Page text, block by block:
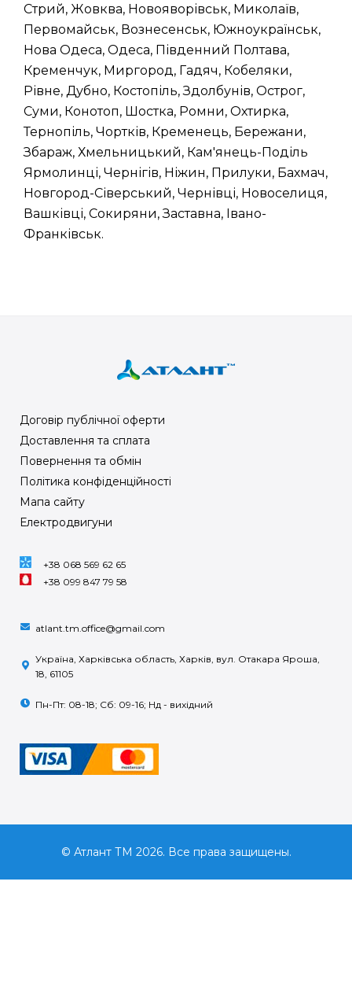
Стрий, Жовква, Новояворівськ, Миколаїв,
Первомайськ, Вознесенськ, Южноукраїнськ,
Нова Одеса, Одеса, Південний Полтава,
Кременчук, Миргород, Гадяч, Кобеляки,
Рівне, Дубно, Костопіль, Здолбунів, Острог,
Суми, Конотоп, Шостка, Ромни, Охтирка,
Тернопіль, Чортків, Кременець, Бережани,
Збараж, Хмельницький, Кам'янець-Поділь
Ярмолинці, Чернігів, Ніжин, Прилуки, Бахмач,
Новгород-Сіверський, Чернівці, Новоселиця,
Вашківці, Сокиряни, Заставна, Івано-
Франківськ.
Договір публічної оферти
Доставлення та сплата
Повернення та обмін
Політика конфіденційності
Мапа сайту
Електродвигуни
+38 068 569 62 65
+38 099 847 79 58
atlant.tm.office@gmail.com
Україна, Харківська область, Харків, вул. Отакара Яроша,
18, 61105
Пн-Пт: 08-18; Сб: 09-16; Нд - вихідний
© Атлант ТМ 2026. Все права защищены.